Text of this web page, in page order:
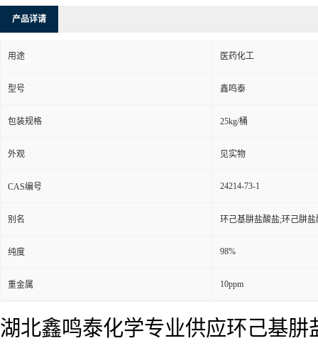
产品详请
用途 医药化工
型号 鑫鸣泰
包装规格 25kg/桶
外观 见实物
CAS编号 24214-73-1
别名 环己基肼盐酸盐;环己肼盐
纯度 98%
重金属 10ppm
湖北鑫鸣泰化学专业供应环己基